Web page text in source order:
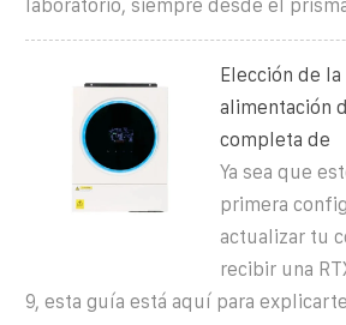
laboratorio, siempre desde el
Elección de
alimentación
completa de
Ya sea que
primera
actualizar tu
recibir una
9, esta guía está aquí para